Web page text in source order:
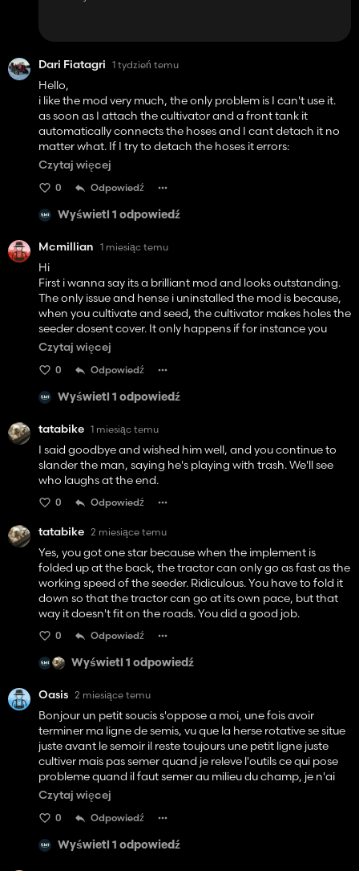
Dari Fiatagri 1 tydzień temu
Hello,
i like the mod very much, the only problem is I can't use it.
as soon as I attach the cultivator and a front tank it
automatically connects the hoses and I cant detach it no
matter what. If I try to detach the hoses it errors:
Error: Running LUA method 'update'
dataS/scripts/vehicles/specializations/ConnectionHoses.lu
a:1494: attemt to index nil with 'setMovingToolDirtx'
screen and if I move, the tank and the cultivator stay in
place and the pto and stuff all "strech" to the tractor. I
can't leave the game or anything else. I dont know if its any
of my other mods that are causing the problem but I have
no isshiues with anything else,
thanks for the Feedback
have a problem with the tractor with anything else, is this
something you can fix or what can I do to fix this?
Czytaj więcej
0 Odpowiedź
Wyświetl 1 odpowiedź
Mcmillian 1 miesiąc temu
Hi
First i wanna say its a brilliant mod and looks outstanding.
The only issue and hense i uninstalled the mod is because,
when you cultivate and seed, the cultivator makes holes the
seeder dosent cover. It only happens if for instance you
make a turn along the field. The worker makes holes and i
tried do i myself using gps steering. So i hope you can fix it :)
Love your work
Czytaj więcej
0 Odpowiedź
Wyświetl 1 odpowiedź
tatabike 1 miesiąc temu
I said goodbye and wished him well, and you continue to
slander the man, saying he's playing with trash. We'll see
who laughs at the end.
0 Odpowiedź
tatabike 2 miesiące temu
Yes, you got one star because when the implement is
folded up at the back, the tractor can only go as fast as the
working speed of the seeder. Ridiculous. You have to fold it
down so that the tractor can go at its own pace, but that
way it doesn't fit on the roads. You did a good job.
0 Odpowiedź
Wyświetl 1 odpowiedź
Oasis 2 miesiące temu
Bonjour un petit soucis s'oppose a moi, une fois avoir
terminer ma ligne de semis, vu que la herse rotative se situe
juste avant le semoir il reste toujours une petit ligne juste
cultiver mais pas semer quand je releve l'outils ce qui pose
probleme quand il faut semer au milieu du champ, je n'ai
pas vraiment de suggestion d'amélioration a donner pour
l'instant, peut etre que c'est moi qui fait une erreur, en tout
cas le probléme est là .
Czytaj więcej
0 Odpowiedź
Wyświetl 1 odpowiedź